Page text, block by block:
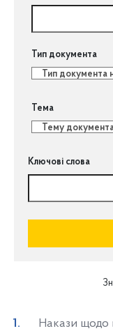
Тип документа
Тема
Ключові слова
Накази щодо